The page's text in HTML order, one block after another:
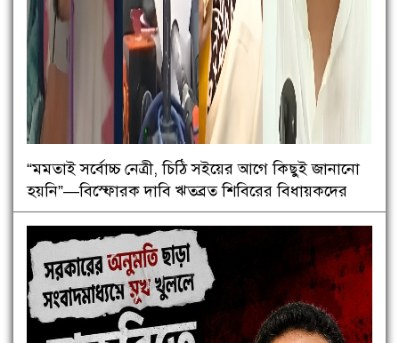
“মমতাই সর্বোচ্চ নেত্রী, চিঠি সইয়ের আগে কিছুই জানানো
হয়নি”—বিস্ফোরক দাবি ঋতব্রত শিবিরের বিধায়কদের